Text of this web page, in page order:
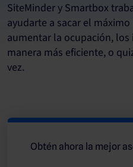
SiteMinder y Smartbox
ayudarte a sacar el
aumentar la ocupación,
manera más eficiente, o
vez.
Obtén ahora la mejor